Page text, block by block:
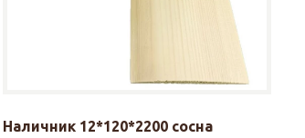
Наличник 12*120*2200 сосна